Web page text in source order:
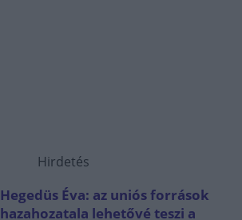
Hirdetés
Hegedüs Éva: az uniós források
hazahozatala lehetővé teszi a